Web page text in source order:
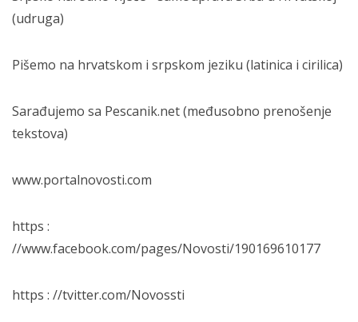
(udruga)
Pišemo na hrvatskom i srpskom jeziku (latinica i cirilica)
Sarađujemo sa Pescanik.net (međusobno prenošenje
tekstova)
www.portalnovosti.com
https :
//www.facebook.com/pages/Novosti/190169610177
https : //tvitter.com/Novossti